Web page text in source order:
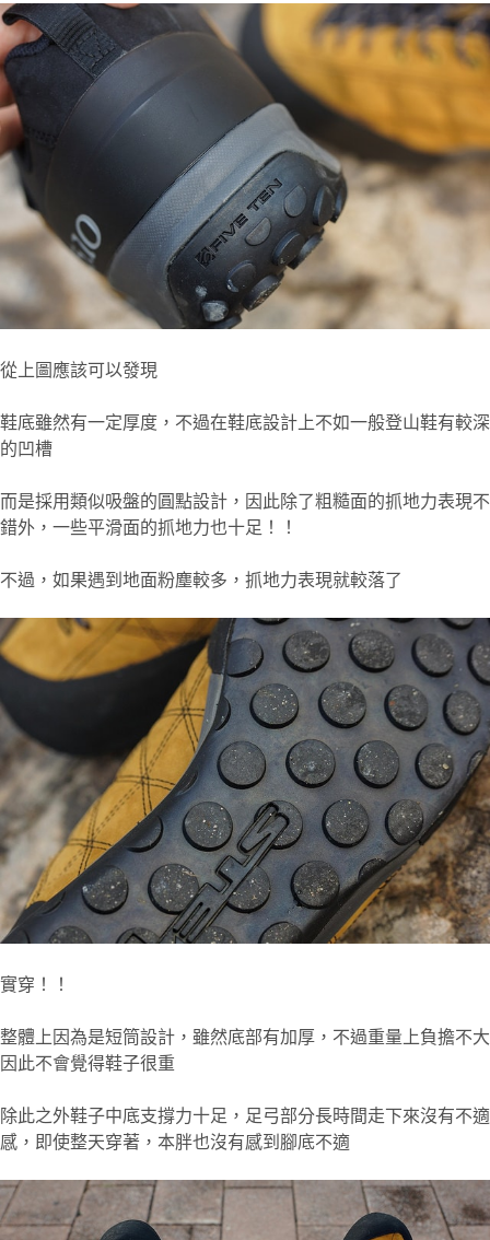
從上圖應該可以發現
鞋底雖然有一定厚度，不過在鞋底設計上不如一般登山鞋有較深
的凹槽
而是採用類似吸盤的圓點設計，因此除了粗糙面的抓地力表現不
錯外，一些平滑面的抓地力也十足！！
不過，如果遇到地面粉塵較多，抓地力表現就較落了
實穿！！
整體上因為是短筒設計，雖然底部有加厚，不過重量上負擔不大
因此不會覺得鞋子很重
除此之外鞋子中底支撐力十足，足弓部分長時間走下來沒有不適
感，即使整天穿著，本胖也沒有感到腳底不適